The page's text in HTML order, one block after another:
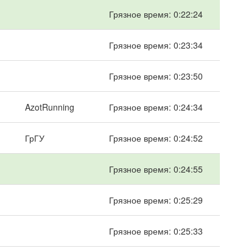
Грязное время: 0:22:24
Грязное время: 0:23:34
Грязное время: 0:23:50
AzotRunning Грязное время: 0:24:34
ГрГУ Грязное время: 0:24:52
Грязное время: 0:24:55
Грязное время: 0:25:29
Грязное время: 0:25:33